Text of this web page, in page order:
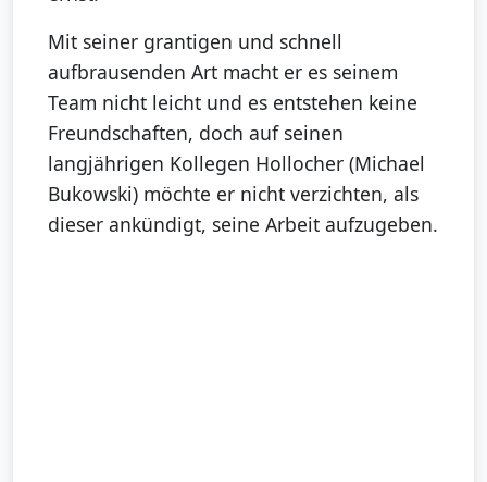
Mit seiner grantigen und schnell
aufbrausenden Art macht er es seinem
Team nicht leicht und es entstehen keine
Freundschaften, doch auf seinen
langjährigen Kollegen Hollocher (Michael
Bukowski) möchte er nicht verzichten, als
dieser ankündigt, seine Arbeit aufzugeben.